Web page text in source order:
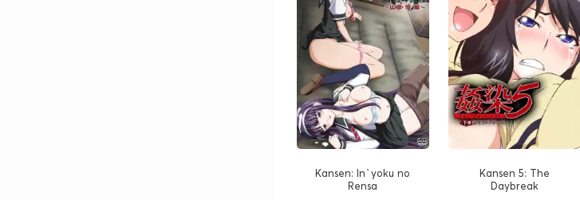
Kansen: In`yoku no
Rensa
Kansen 5: The
Daybreak